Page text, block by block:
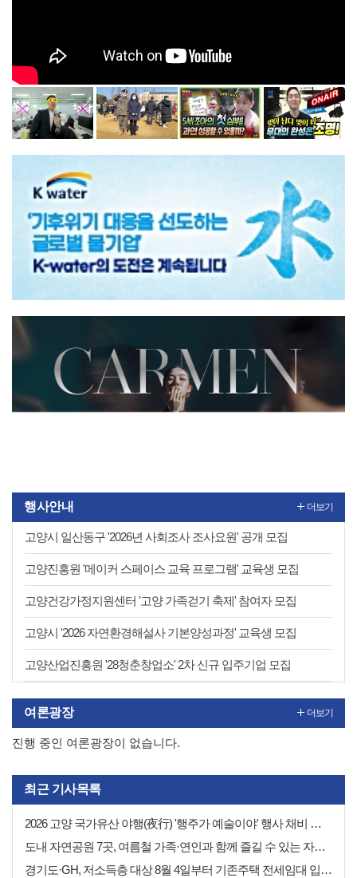
행사안내
고양시 일산동구 '2026년 사회조사 조사요원' 공개 모집
고양진흥원 '메이커 스페이스 교육 프로그램' 교육생 모집
고양건강가정지원센터 '고양 가족걷기 축제' 참여자 모집
고양시 '2026 자연환경해설사 기본양성과정' 교육생 모집
고양산업진흥원 '28청춘창업소' 2차 신규 입주기업 모집
더보기
여론광장
진행 중인 여론광장이 없습니다.
더보기
최근 기사목록
2026 고양 국가유산 야행(夜行) '행주가 예술이야' 행사 채비 나선 고양시
도내 자연공원 7곳, 여름철 가족·연인과 함께 즐길 수 있는 자연휴식처 추천
경기도·GH, 저소득층 대상 8월 4일부터 기존주택 전세임대 입주자 상시 모집